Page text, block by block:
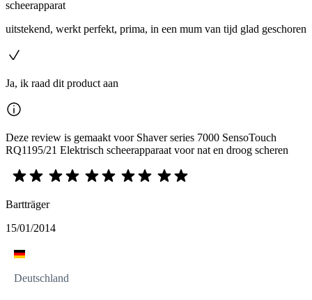
scheerapparat
uitstekend, werkt perfekt, prima, in een mum van tijd glad geschoren
Ja, ik raad dit product aan
Deze review is gemaakt voor Shaver series 7000 SensoTouch
RQ1195/21 Elektrisch scheerapparaat voor nat en droog scheren
Bartträger
15/01/2014
Deutschland